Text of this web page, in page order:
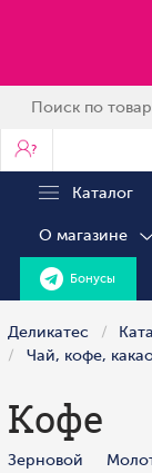
?
Каталог
О магазине
Бонусы
Деликатес
Чай, кофе,
Кофе
Зерновой